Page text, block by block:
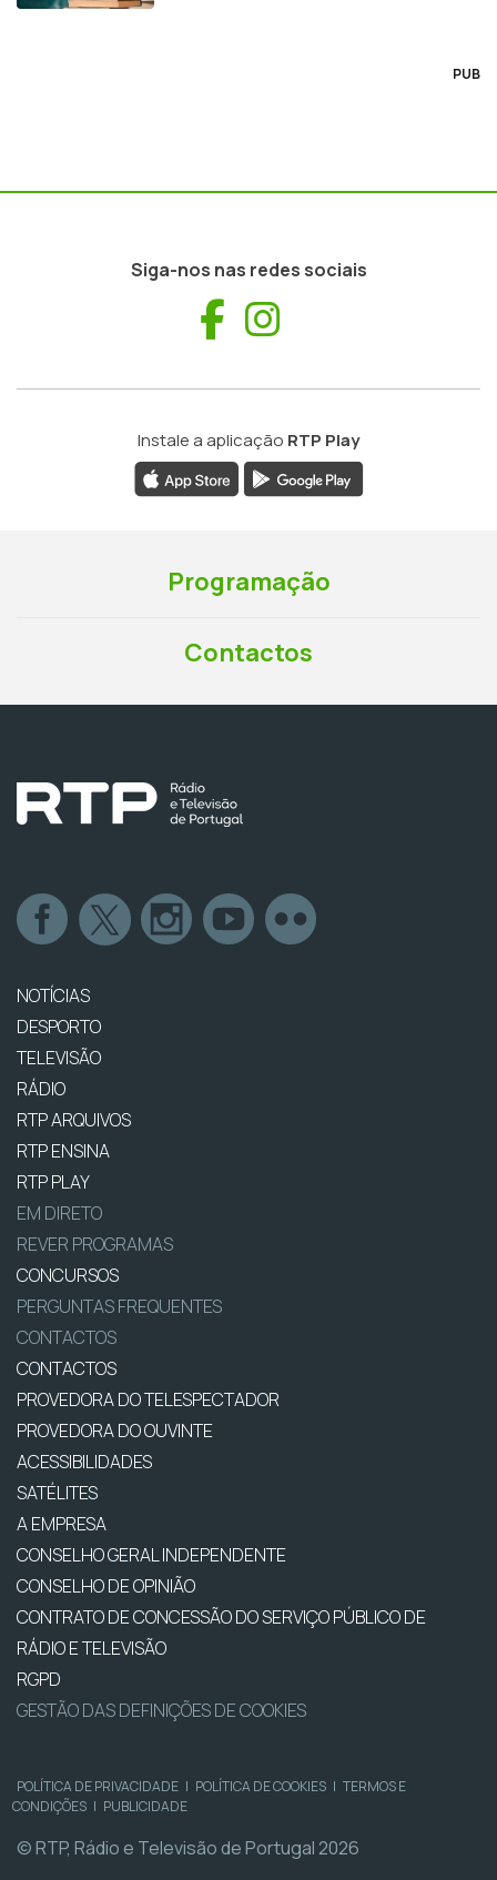
PUB
Siga-nos nas redes sociais
Facebook
Instale a aplicação RTP Play
Programação
Contactos
NOTÍCIAS
DESPORTO
TELEVISÃO
RÁDIO
RTP ARQUIVOS
RTP ENSINA
RTP PLAY
EM DIRETO
REVER PROGRAMAS
CONCURSOS
PERGUNTAS FREQUENTES
CONTACTOS
CONTACTOS
PROVEDORA DO TELESPECTADOR
PROVEDORA DO OUVINTE
ACESSIBILIDADES
SATÉLITES
A EMPRESA
CONSELHO GERAL INDEPENDENTE
CONSELHO DE OPINIÃO
CONTRATO DE CONCESSÃO DO SERVIÇO PÚBLICO DE
RÁDIO E TELEVISÃO
RGPD
GESTÃO DAS DEFINIÇÕES DE COOKIES
POLÍTICA DE PRIVACIDADE | POLÍTICA DE COOKIES | TERMOS E
CONDIÇÕES | PUBLICIDADE
© RTP, Rádio e Televisão de Portugal 2026